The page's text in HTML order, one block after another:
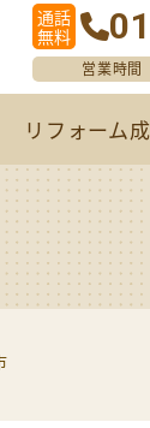
通話
無料
営業時間
リフォーム